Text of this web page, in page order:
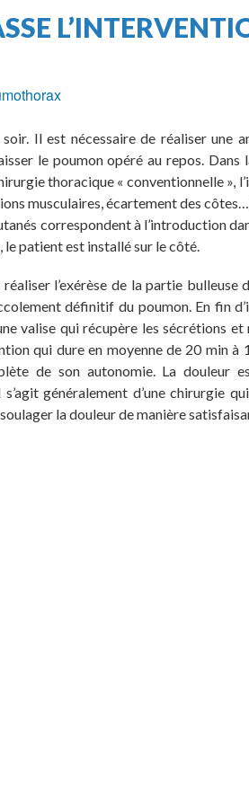
Il est nécessaire de réaliser une
le poumon opéré au repos.
thoracique « conventionnelle »,
musculaires, écartement des
correspondent à l’introduction
le patient est installé sur le côté.
l’exérèse de la partie
définitif du poumon. En fin
valise qui récupère les sécrétions
qui dure en moyenne de 20 min
de son autonomie. La
généralement d’une chirurgie
la douleur de manière